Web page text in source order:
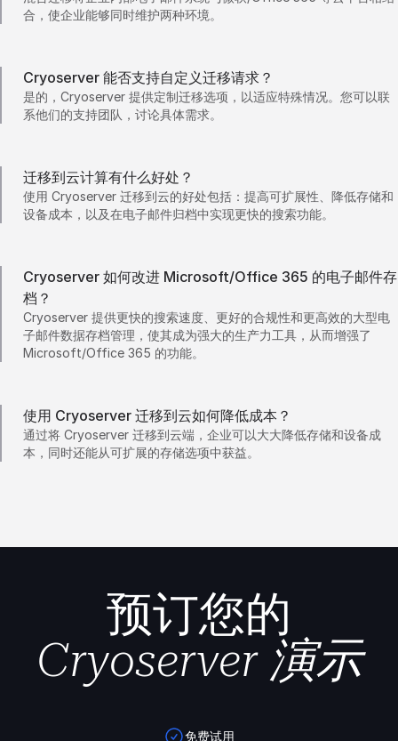
合，使企业能够同时维护两种环境。
Cryoserver 能否支持自定义迁移请求？
是的，Cryoserver 提供定制迁移选项，以适应特殊情况。您可以联
系他们的支持团队，讨论具体需求。
迁移到云计算有什么好处？
使用 Cryoserver 迁移到云的好处包括：提高可扩展性、降低存储和
设备成本，以及在电子邮件归档中实现更快的搜索功能。
Cryoserver 如何改进 Microsoft/Office 365 的电子邮件存
档？
Cryoserver 提供更快的搜索速度、更好的合规性和更高效的大型电
子邮件数据存档管理，使其成为强大的生产力工具，从而增强了
Microsoft/Office 365 的功能。
使用 Cryoserver 迁移到云如何降低成本？
通过将 Cryoserver 迁移到云端，企业可以大大降低存储和设备成
本，同时还能从可扩展的存储选项中获益。
预订您的
Cryoserver 演示
免费试用